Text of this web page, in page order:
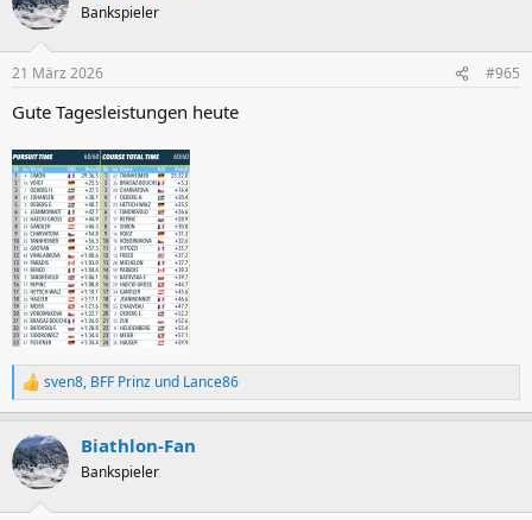
Bankspieler
21 März 2026 #965
Gute Tagesleistungen heute
R
e
k
t
i
sven8, BFF Prinz und Lance86
Biathlon-Fan
Bankspieler